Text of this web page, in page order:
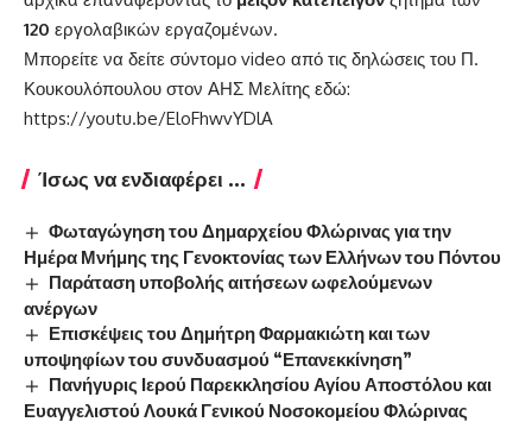
120 εργολαβικών εργαζομένων.
Μπορείτε να δείτε σύντομο video από τις δηλώσεις του Π.
Κουκουλόπουλου στον ΑΗΣ Μελίτης εδώ:
https://youtu.be/EloFhwvYDlA
Ίσως να ενδιαφέρει ...
Φωταγώγηση του Δημαρχείου Φλώρινας για την
Ημέρα Μνήμης της Γενοκτονίας των Ελλήνων του Πόντου
Παράταση υποβολής αιτήσεων ωφελούμενων
ανέργων
Επισκέψεις του Δημήτρη Φαρμακιώτη και των
υποψηφίων του συνδυασμού “Επανεκκίνηση”
Πανήγυρις Ιερού Παρεκκλησίου Αγίου Αποστόλου και
Ευαγγελιστού Λουκά Γενικού Νοσοκομείου Φλώρινας